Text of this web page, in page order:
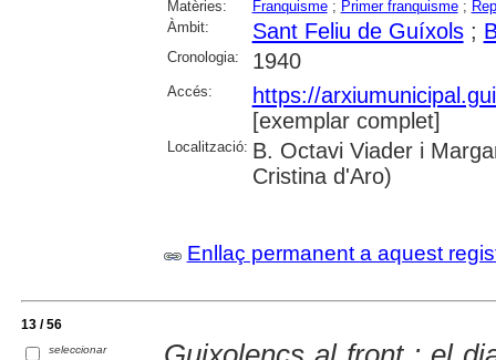
Matèries: Franquisme; Primer franquisme;
Àmbit:
Sant Feliu de Guíxols;
Cronologia: 1940
Accés:
https://
[exemplar complet]
Localització: B. Octavi Viader i
Cristina d'Aro)
Enllaç permanent a aquest
13 / 56
seleccionar